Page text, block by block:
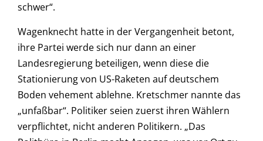
schwer“.
Wagenknecht hatte in der Vergangenheit betont,
ihre Partei werde sich nur dann an einer
Landesregierung beteiligen, wenn diese die
Stationierung von US-Raketen auf deutschem
Boden vehement ablehne. Kretschmer nannte das
„unfaßbar“. Politiker seien zuerst ihren Wählern
verpflichtet, nicht anderen Politikern. „Das